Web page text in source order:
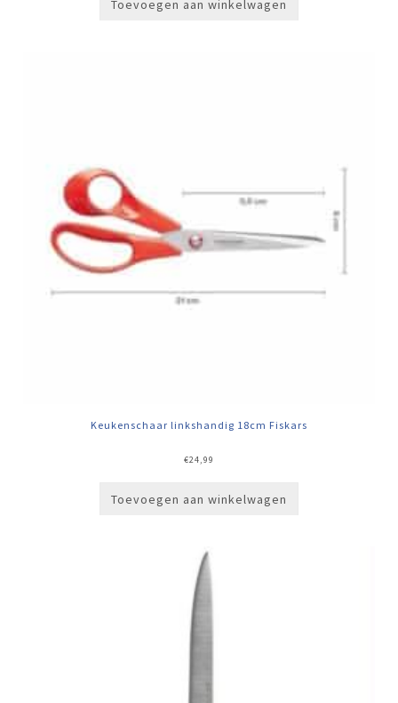
Toevoegen aan winkelwagen
Keukenschaar linkshandig 18cm Fiskars
€24,99
Toevoegen aan winkelwagen